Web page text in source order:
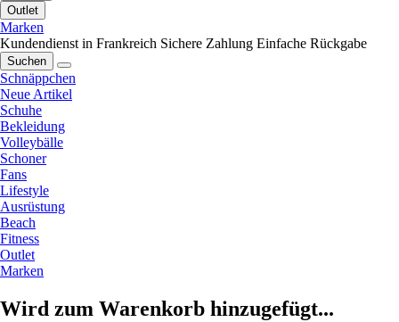
Outlet
Marken
Kundendienst in Frankreich Sichere Zahlung Einfache Rückgabe
Suchen
Schnäppchen
Neue Artikel
Schuhe
Bekleidung
Volleybälle
Schoner
Fans
Lifestyle
Ausrüstung
Beach
Fitness
Outlet
Marken
Wird zum Warenkorb hinzugefügt...